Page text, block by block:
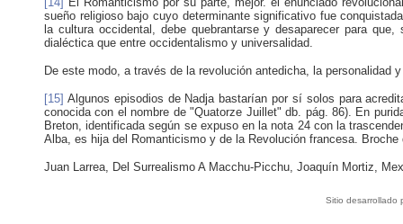
sueño religioso bajo cuyo determinante significativo fue
la cultura occidental, debe quebrantarse y desaparecer para
dialéctica que entre occidentalismo y universalidad.
De este modo, a través de la revolución antedicha, la
[15] Algunos episodios de Nadja bastarían por sí solos para
conocida con el nombre de "Quatorze Juillet" db. pág. 86). En
Breton, identificada según se expuso en la nota 24 con la
Alba, es hija del Romanticismo y de la Revolución francesa.
Juan Larrea, Del Surrealismo A Macchu-Picchu, Joaquín Mortiz,
Sitio desarrollado